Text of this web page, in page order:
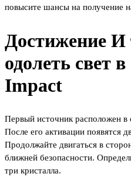
повысите шансы на получение
Достижение И
одолеть свет
Impact
Первый источник расположен
После его активации появятся
Продолжайте двигаться в
ближней безопасности.
три кристалла.